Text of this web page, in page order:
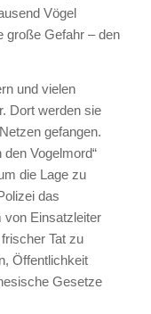
Vögel
große Gefahr – den
und vielen
Dort werden sie
gefangen.
Vogelmord“
die Lage zu
das
von Einsatzleiter
Tat zu
Öffentlichkeit
Gesetze